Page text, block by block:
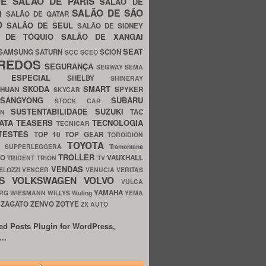
SALÃO DE QATARSALÃO DE SÃO
SALÃO DE SEUL SALÃO DE SIDNEY
DE TÓQUIO SALÃO DE XANGAI
SATURN SCC SCEO SCIONSEAT
SEGURANÇA SEGWAYSEMA
ESPECIAL SHELBY SHINERAY
SKODA SKYCARSMART SPYKER
STOCK CAR SUBARU
SUSTENTABILIDADE SUZUKITAC
TEASERS TECNICAR TECNOLOGIA
TOP 10TOP GEARTOROIDION
SUPPERLEGGERA TOYOTATramontana
TRIDENT TRIONTROLLER TVVAUXHALL
VENCER VENDAS VENUCIAVERITAS
VOLKSWAGEN VOLVO
VULCA
WIESMANN WILLYS Wuling YAMAHA YEMA
ZAGATOZENVOZOTYE ZX AUTO